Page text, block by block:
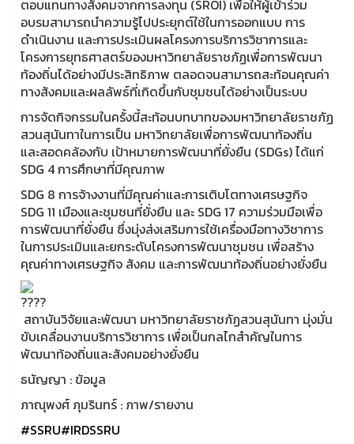
ตอบแทนทางสังคมจากการลงทุน (SROI) เพื่อให้ผู้เข้าร่วม
อบรมสามารถนำความรู้ไปประยุกต์ใช้ในการออกแบบ การ
ดำเนินงาน และการประเมินผลโครงการบริการวิชาการและ
โครงการยุทธศาสตร์ของมหาวิทยาลัยราชภัฏเพื่อการพัฒนา
ท้องถิ่นได้อย่างมีประสิทธิภาพ ตลอดจนสามารถสะท้อนคุณค่า
ทางสังคมและผลลัพธ์ที่เกิดขึ้นกับชุมชนได้อย่างเป็นระบบ
การจัดกิจกรรมในครั้งนี้สะท้อนบทบาทของมหาวิทยาลัยราชภัฏ
สวนสุนันทาในการเป็น มหาวิทยาลัยเพื่อการพัฒนาท้องถิ่น
และสอดคล้องกับ เป้าหมายการพัฒนาที่ยั่งยืน (SDGs) ได้แก่
SDG 4 การศึกษาที่มีคุณภาพ
SDG 8 การจ้างงานที่มีคุณค่าและการเติบโตทางเศรษฐกิจ
SDG 11 เมืองและชุมชนที่ยั่งยืน และ SDG 17 ความร่วมมือเพื่อ
การพัฒนาที่ยั่งยืน ซึ่งมุ่งส่งเสริมการใช้เครื่องมือทางวิชาการ
ในการประเมินและยกระดับโครงการพัฒนาชุมชน เพื่อสร้าง
คุณค่าทางเศรษฐกิจ สังคม และการพัฒนาท้องถิ่นอย่างยั่งยืน
สถาบันวิจัยและพัฒนา มหาวิทยาลัยราชภัฏสวนสุนันทา มุ่งมั่น
ขับเคลื่อนงานบริการวิชาการ เพื่อเป็นกลไกสำคัญในการ
พัฒนาท้องถิ่นและสังคมอย่างยั่งยืน
ธนัญญา : ข้อมูล
ภาณุพงศ์ ภุมรินทร์ : ภาพ/รายงาน
#SSRU#IRDSSRU